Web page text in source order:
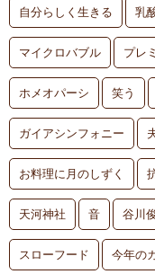
自分らしく生きる 乳
マイクロバブル プレ
ホメオパーシ 笑う
ガイアシンフォニー
お料理に月のしずく
天河神社 音 谷川
スローフード 今年の